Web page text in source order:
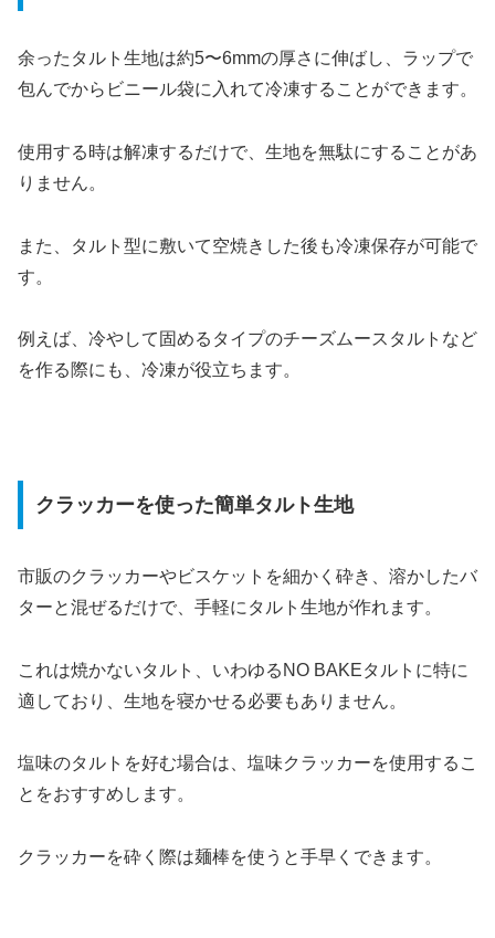
余ったタルト生地は約5〜6mmの厚さに伸ばし、ラップで
包んでからビニール袋に入れて冷凍することができます。
使用する時は解凍するだけで、生地を無駄にすることがあ
りません。
また、タルト型に敷いて空焼きした後も冷凍保存が可能で
す。
例えば、冷やして固めるタイプのチーズムースタルトなど
を作る際にも、冷凍が役立ちます。
クラッカーを使った簡単タルト生地
市販のクラッカーやビスケットを細かく砕き、溶かしたバ
ターと混ぜるだけで、手軽にタルト生地が作れます。
これは焼かないタルト、いわゆるNO BAKEタルトに特に
適しており、生地を寝かせる必要もありません。
塩味のタルトを好む場合は、塩味クラッカーを使用するこ
とをおすすめします。
クラッカーを砕く際は麺棒を使うと手早くできます。